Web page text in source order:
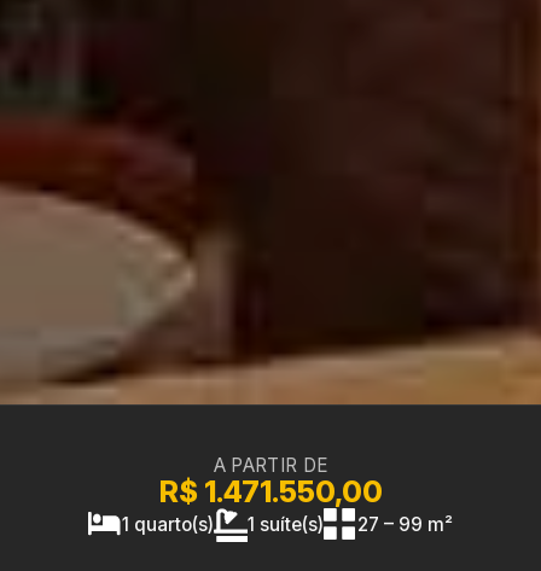
A PARTIR DE
R$ 1.471.550,00
1 quarto(s) 1 suíte(s) 27 – 99 m²